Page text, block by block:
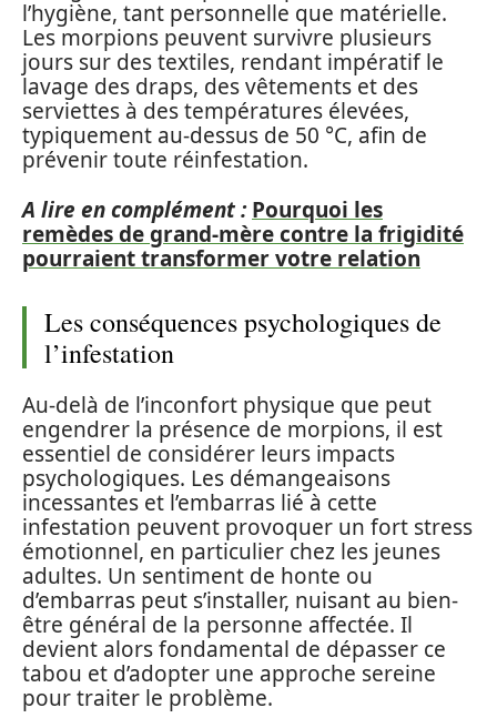
l’hygiène, tant personnelle que matérielle.
Les morpions peuvent survivre plusieurs
jours sur des textiles, rendant impératif le
lavage des draps, des vêtements et des
serviettes à des températures élevées,
typiquement au-dessus de 50 °C, afin de
prévenir toute réinfestation.
A lire en complément : Pourquoi les
remèdes de grand-mère contre la frigidité
pourraient transformer votre relation
Les conséquences psychologiques de
l’infestation
Au-delà de l’inconfort physique que peut
engendrer la présence de morpions, il est
essentiel de considérer leurs impacts
psychologiques. Les démangeaisons
incessantes et l’embarras lié à cette
infestation peuvent provoquer un fort stress
émotionnel, en particulier chez les jeunes
adultes. Un sentiment de honte ou
d’embarras peut s’installer, nuisant au bien-
être général de la personne affectée. Il
devient alors fondamental de dépasser ce
tabou et d’adopter une approche sereine
pour traiter le problème.